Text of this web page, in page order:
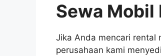
Sewa Mobil
Jika Anda mencari rental
perusahaan kami